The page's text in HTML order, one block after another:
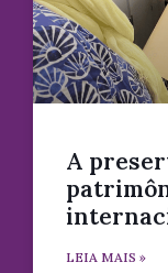
A
LEIA MAIS »